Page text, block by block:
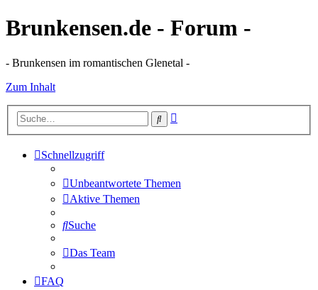
Brunkensen.de - Forum -
- Brunkensen im romantischen Glenetal -
Zum Inhalt
Suche
Schnellzugriff
Unbeantwortete Themen
Aktive Themen
Suche
Das Team
FAQ